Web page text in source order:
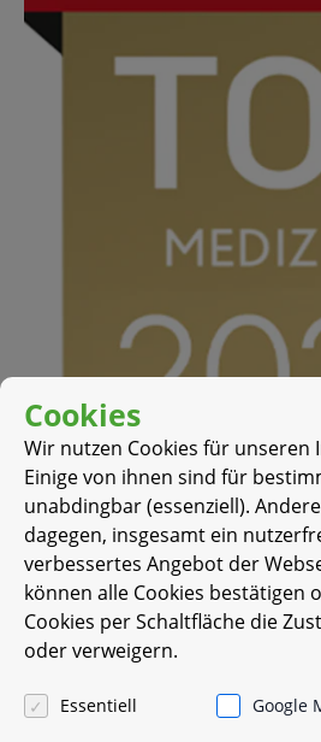
Cookies
Wir nutzen Cookies für
Einige von ihnen sind für
unabdingbar (essenziell).
dagegen, insgesamt ein
verbessertes Angebot der
können alle Cookies bestätigen
Cookies per Schaltfläche die
oder verweigern.
Essentiell Google